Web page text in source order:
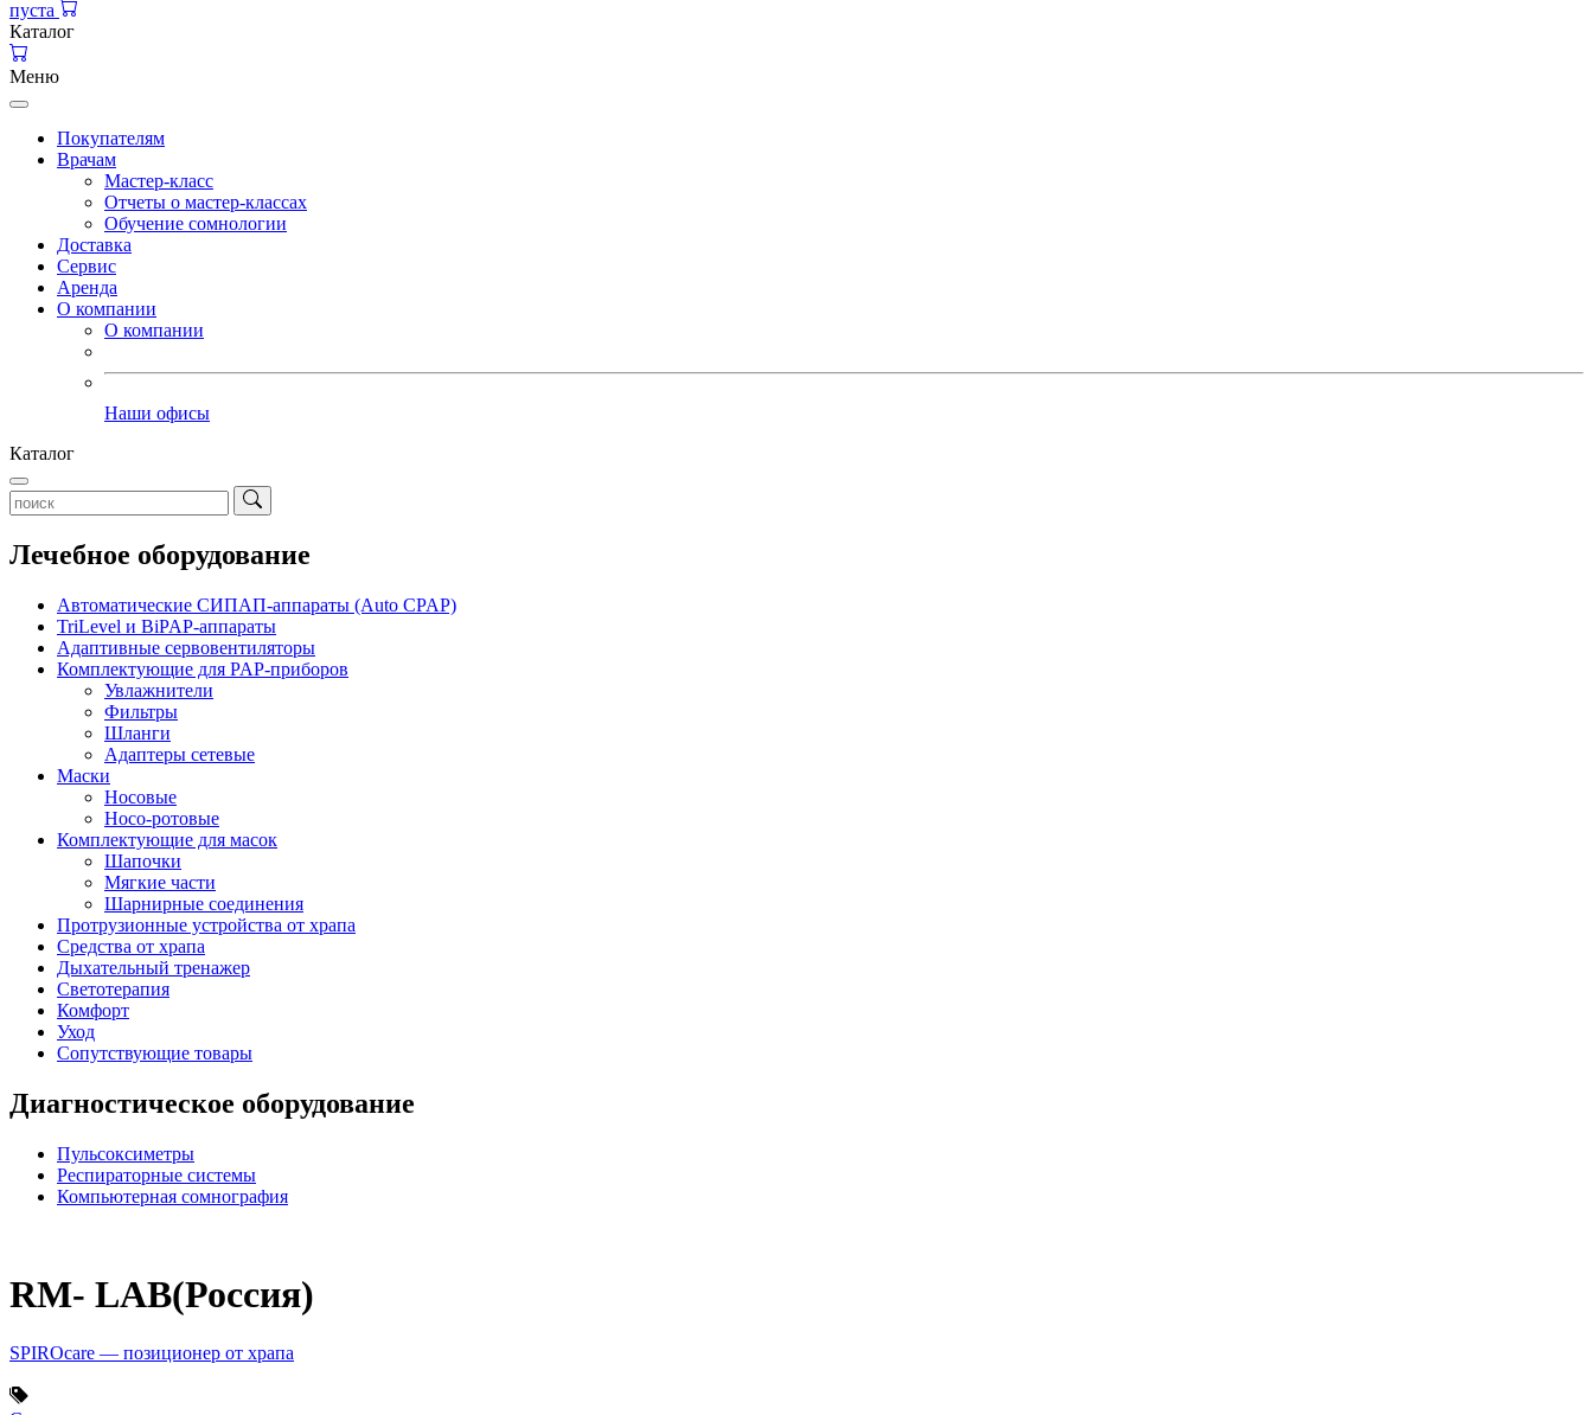
пуста
Каталог
Меню
Покупателям
Врачам
Мастер-класс
Отчеты о мастер-классах
Обучение сомнологии
Доставка
Сервис
Аренда
О компании
О компании
Наши офисы
Каталог
Лечебное оборудование
Автоматические СИПАП-аппараты (Auto CPAP)
TriLevel и BiPAP-аппараты
Адаптивные сервовентиляторы
Комплектующие для PAP-приборов
Увлажнители
Фильтры
Шланги
Адаптеры сетевые
Маски
Носовые
Носо-ротовые
Комплектующие для масок
Шапочки
Мягкие части
Шарнирные соединения
Протрузионные устройства от храпа
Средства от храпа
Дыхательный тренажер
Светотерапия
Комфорт
Уход
Сопутствующие товары
Диагностическое оборудование
Пульсоксиметры
Респираторные системы
Компьютерная сомнография
RM- LAB(Россия)
SPIROcare — позиционер от храпа